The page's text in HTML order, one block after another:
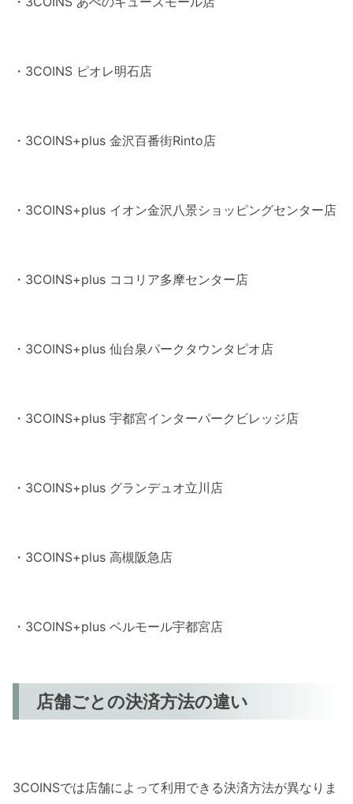
・3COINS ピオレ明石店
・3COINS+plus 金沢百番街Rinto店
・3COINS+plus イオン金沢八景ショッピングセンター店
・3COINS+plus ココリア多摩センター店
・3COINS+plus 仙台泉パークタウンタピオ店
・3COINS+plus 宇都宮インターパークビレッジ店
・3COINS+plus グランデュオ立川店
・3COINS+plus 高槻阪急店
・3COINS+plus ベルモール宇都宮店
店舗ごとの決済方法の違い
3COINSでは店舗によって利用できる決済方法が異なりま